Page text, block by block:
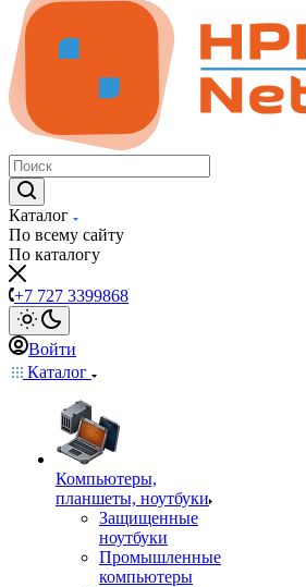
Каталог
По всему сайту
По каталогу
+7 727 3399868
Войти
Каталог
Компьютеры,
планшеты, ноутбуки
Защищенные
ноутбуки
Промышленные
компьютеры